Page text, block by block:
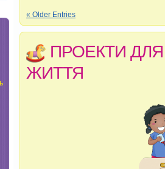
« Older Entries
ПРОЕКТИ ДЛЯ
ЖИТТЯ